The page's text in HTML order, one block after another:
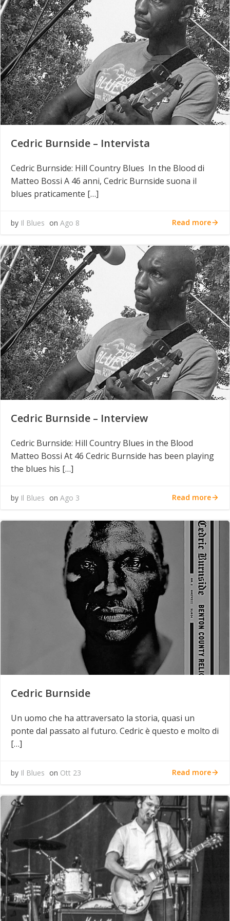
Cedric Burnside – Intervista
Cedric Burnside: Hill Country Blues In the Blood di
Matteo Bossi A 46 anni, Cedric Burnside suona il
blues praticamente […]
by Il Blues on Ago 8 Read more
Cedric Burnside – Interview
Cedric Burnside: Hill Country Blues in the Blood
Matteo Bossi At 46 Cedric Burnside has been playing
the blues his […]
by Il Blues on Ago 3 Read more
Cedric Burnside
Un uomo che ha attraversato la storia, quasi un
ponte dal passato al futuro. Cedric è questo e molto di
[…]
by Il Blues on Ott 23 Read more